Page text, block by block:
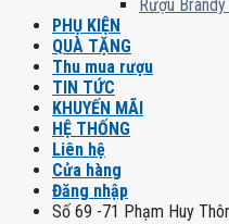
Rượu
PHỤ KIỆN
QUÀ TẶNG
Thu mua rượu
TIN TỨC
KHUYẾN MÃI
HỆ THỐNG
Liên hệ
Cửa hàng
Đăng nhập
Số 69 -71 Phạm Huy